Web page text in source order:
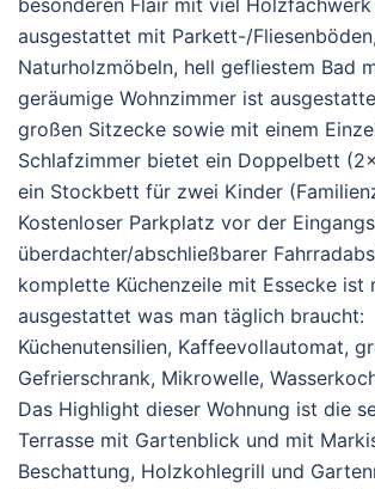
besonderen Flair mit viel
ausgestattet mit Parkett-/Fliesenböden,
Naturholzmöbeln, hell gefliestem Bad
geräumige Wohnzimmer ist
großen Sitzecke sowie mit einem
Schlafzimmer bietet ein Doppelbett
ein Stockbett für zwei Kinder
Kostenloser Parkplatz vor der
überdachter/abschließbarer
komplette Küchenzeile mit Essecke ist
ausgestattet was man täglich braucht:
Küchenutensilien, Kaffeevollautomat,
Gefrierschrank, Mikrowelle,
Das Highlight dieser Wohnung ist die
Terrasse mit Gartenblick und mit
Beschattung, Holzkohlegrill und